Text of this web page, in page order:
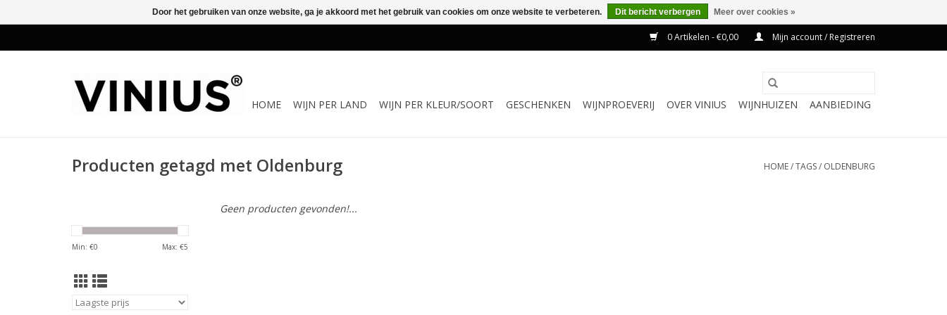
0 Artikelen - €0,00 Mijn account / Registreren
HOME WIJN PER LAND WIJN PER KLEUR/SOORT GESCHENKEN WIJNPROEVERIJ OVER VINIUS WIJNHUIZEN AANBIEDING
Producten getagd met Oldenburg HOME/TAGS/ OLDENBURG
Min: €0 Max: €5
Geen producten gevonden!...
Door het gebruiken van onze website, ga je akkoord met het gebruik van cookies om onze website te verbeteren. Dit bericht verbergen Meer over cookies »